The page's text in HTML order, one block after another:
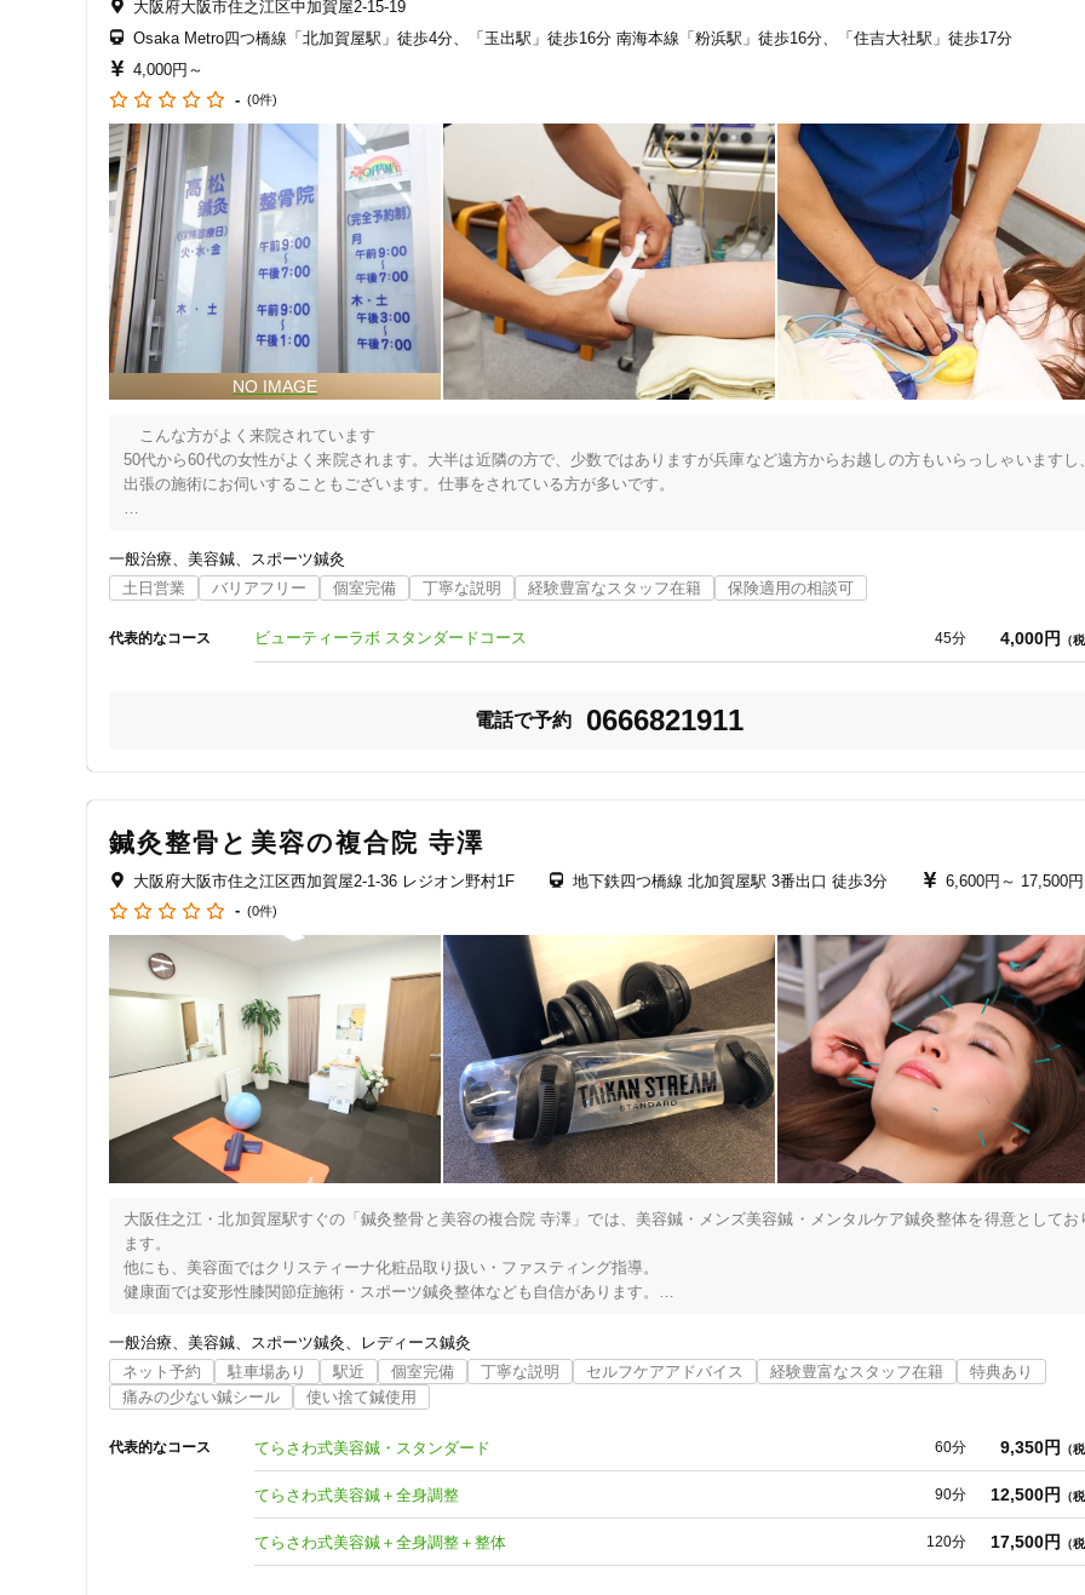
女性向けの特徴
接客・サービスの特徴
コロナ対応 オンラインサポートあり 丁寧な説明
チャットでの事前相談 カルテ共有 経験豊富なスタッフ在籍
施術の特徴
痛みの少ない鍼シール 使い捨て鍼使用 トライアルコースあり
特典あり 保険適用の相談可 地域支援クーポン可
キーワード
※保険治療は負担割合になりますので、表示価格とは異なります。ご質問がある方はお問い合わせください。
大阪府大阪市住之江区中加賀屋2-15-19
Osaka Metro四つ橋線「北加賀屋駅」徒歩4分、「玉出駅」徒歩16分 南海本線「粉浜駅」徒歩16分、「住吉大社駅」徒歩17分
4,000円～
- (0件)
こんな方がよく来院されています
50代から60代の女性がよく来院されます。大半は近隣の方で、少数ではありますが兵庫など遠方からお越しの方もいらっしゃいますし、
出張の施術にお伺いすることもございます。仕事をされている方が多いです。
私は高松鍼灸整骨院のある大阪市住之江区中加賀屋の出身で、地元ですので、知り合いの方も多いのです。小さい頃から知っている方も
たくさん来られます。周辺は住宅地で、昔からここにお住いの方も多く、皆様年も重ねられて、腰や肩に不調を抱えていらっしゃる方が
多いということもあります。
出張での施術は、服飾デザイナーの方のご自宅に伺っております。ご縁があってご紹介いただいたのですが、兵庫県のご自宅にお伺いし
ご予約やご来院の流れ、当院に寄せられるよくあるご質問などを掲載しております。
一般治療 美容鍼
スポーツ鍼灸
土日営業
バリアフリー 個室完備 丁寧な説明 経験豊富なスタッフ在籍 保険適用の相談可
代表的なコース ビューティーラボ スタンダードコース 45分 4,000円 （
電話で予約 0666821911
鍼灸整骨と美容の複合院 寺澤
大阪府大阪市住之江区西加賀屋2-1-36 レジオン野村1F 地下鉄四つ橋線 北加賀屋駅 3番出口 徒歩3分 6,600円～ 17,500円
- (0件)
大阪住之江・北加賀屋駅すぐの「鍼灸整骨と美容の複合院 寺澤」では、美容鍼・メンズ美容鍼・メンタルケア鍼灸整体を得意としてお
ます。
他にも、美容面ではクリスティーナ化粧品取り扱い・ファスティング指導。
健康面では変形性膝関節症施術・スポーツ鍼灸整体なども自信があります。
美容鍼は、電気を流す美容鍼＋病院で採用される超音波＋お顔や頭皮の手技ケア。
田中みな実さん愛用のクリスティーナ化粧品を併用して、さらに美肌へ。
メンズ美容鍼は、全身鍼灸も含まれるコースでカラダの疲れやストレスもケア。
遠方からや夫婦で通われる方も多く、大変人気です。
たり、医師やカウンセラーと相性が合わず、辛い言葉を掛けられて怖い……などでお悩みの方を、副作用が少ない鍼灸整体でケア！
一般治療 美容鍼 スポーツ鍼灸
レディース鍼灸
ネット予約
駐車場あり 駅近 個室完備 丁寧な説明 セルフケアアドバイス 経験豊富なスタッフ在籍
特典あり
痛みの少ない鍼シール
使い捨て鍼使用
代表的なコース てらさわ式美容鍼・スタンダード 60分 9,350円 （
てらさわ式美容鍼＋全身調整 90分 12,500円 （
てらさわ式美容鍼＋全身調整＋整体 120分 17,500円 （